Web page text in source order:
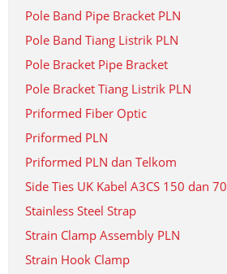
Pole Band Pipe Bracket PLN
Pole Band Tiang Listrik PLN
Pole Bracket Pipe Bracket
Pole Bracket Tiang Listrik PLN
Priformed Fiber Optic
Priformed PLN
Priformed PLN dan Telkom
Side Ties UK Kabel A3CS 150 dan 70
Stainless Steel Strap
Strain Clamp Assembly PLN
Strain Hook Clamp